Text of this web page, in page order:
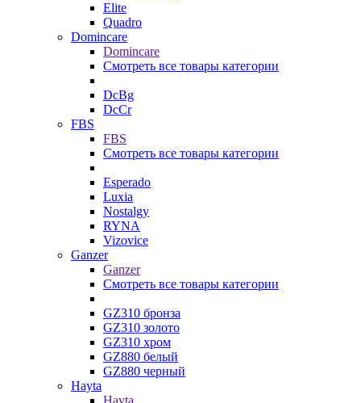
Elite
Quadro
Domincare
Domincare
Смотреть все товары категории
DcBg
DcCr
FBS
FBS
Смотреть все товары категории
Esperado
Luxia
Nostalgy
RYNA
Vizovice
Ganzer
Ganzer
Смотреть все товары категории
GZ310 бронза
GZ310 золото
GZ310 хром
GZ880 белый
GZ880 черный
Hayta
Hayta